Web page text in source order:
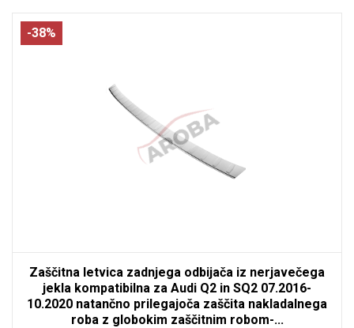
-38%
Zaščitna letvica zadnjega odbijača iz nerjavečega
jekla kompatibilna za Audi Q2 in SQ2 07.2016-
10.2020 natančno prilegajoča zaščita nakladalnega
roba z globokim zaščitnim robom-...